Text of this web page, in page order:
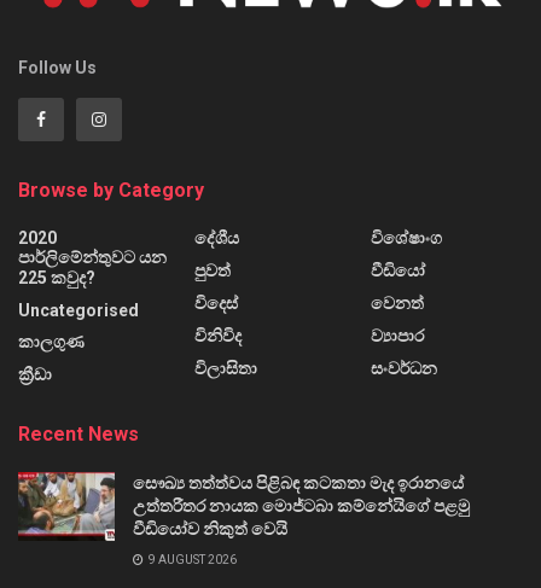
Follow Us
Browse by Category
2020
පාර්ලිමේන්තුවට යන
225 කවුද?
Uncategorised
කාලගුණ
ක්‍රීඩා
දේශීය
පුවත්
විදෙස්
විනිවිද
විලාසිතා
විශේෂාංග
වීඩියෝ
වෙනත්
ව්‍යාපාර
සංවර්ධන
Recent News
සෞඛ්‍ය තත්ත්වය පිළිබඳ කටකතා මැද ඉරානයේ
උත්තරීතර නායක මොජ්ටබා කම්නේයිගේ පළමු
වීඩියෝව නිකුත් වෙයි
9 AUGUST 2026